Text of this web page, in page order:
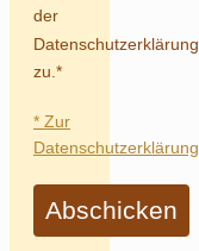
der
Datenschutzerklärung
zu.*
* Zur
Datenschutzerklärung
Abschicken